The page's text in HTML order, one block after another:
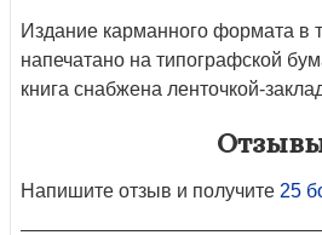
Издание карманного формата в
напечатано на типографской
книга снабжена ленточкой-
Напишите отзыв и получите 25